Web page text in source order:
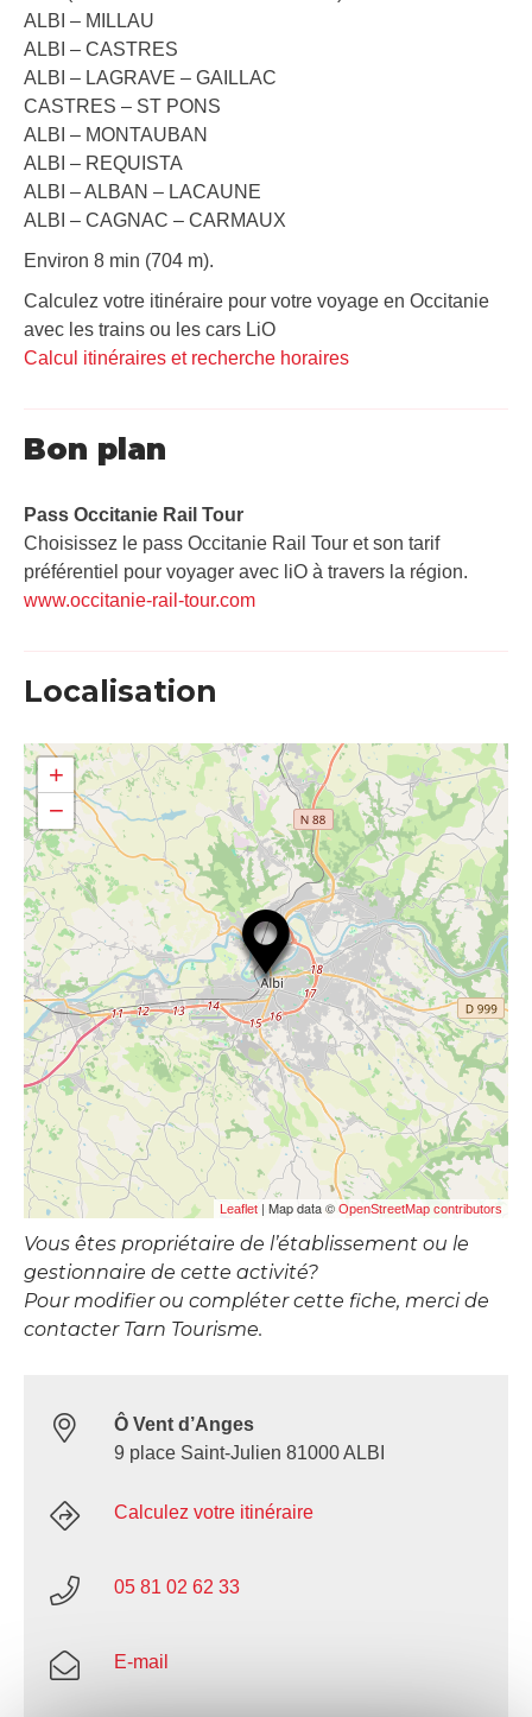
ALBI – MILLAU
ALBI – CASTRES
ALBI – LAGRAVE – GAILLAC
CASTRES – ST PONS
ALBI – MONTAUBAN
ALBI – REQUISTA
ALBI – ALBAN – LACAUNE
ALBI – CAGNAC – CARMAUX
Environ 8 min (704 m).
Calculez votre itinéraire pour votre voyage en Occitanie
avec les trains ou les cars LiO
Calcul itinéraires et recherche horaires
Bon plan
Pass Occitanie Rail Tour​
Choisissez le pass Occitanie Rail Tour et son tarif
préférentiel pour voyager avec liO à travers la région.
www.occitanie-rail-tour.com
Localisation
+
−
Leaflet | Map data © OpenStreetMap contributors
Vous êtes propriétaire de l’établissement ou le
gestionnaire de cette activité?
Pour modifier ou compléter cette fiche, merci de
contacter Tarn Tourisme.
Ô Vent d’Anges
9 place Saint-Julien 81000 ALBI
Calculez votre itinéraire
05 81 02 62 33
E-mail